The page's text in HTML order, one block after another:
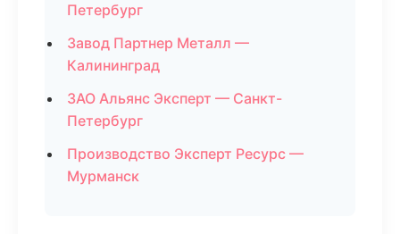
Петербург
Завод Партнер Металл —
Калининград
ЗАО Альянс Эксперт — Санкт-
Петербург
Производство Эксперт Ресурс —
Мурманск